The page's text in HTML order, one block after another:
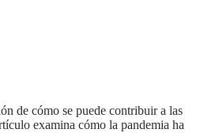
de cómo se puede contribuir a las
examina cómo la pandemia ha